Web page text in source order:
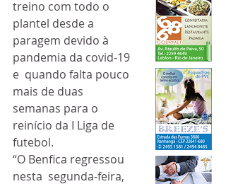
treino com todo o
plantel desde a
paragem devido à
pandemia da covid-19
e  quando falta pouco
mais de duas
semanas para o
reinício da I Liga de
futebol.
“O Benfica regressou
nesta  segunda-feira,